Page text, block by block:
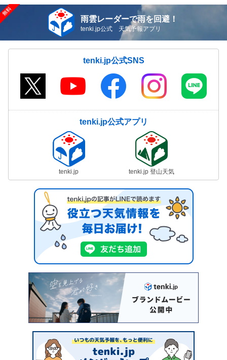
雨雲レーダーで雨を回避！
tenki.jp公式 天気予報アプリ
tenki.jp公式SNS
tenki.jp公式アプリ
tenki.jp tenki.jp 登山天気